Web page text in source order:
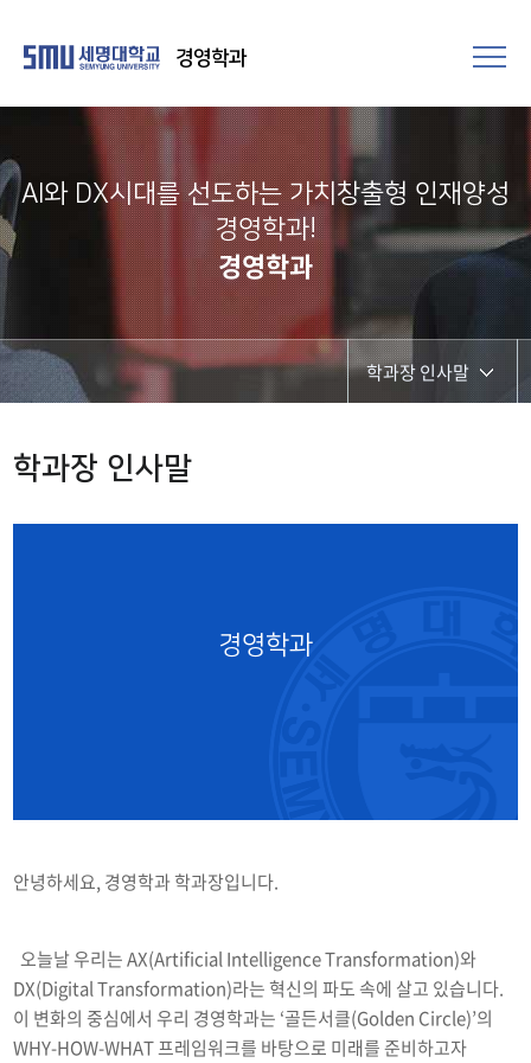
경영학과
AI와 DX시대를 선도하는 가치창출형 인재양성
경영학과!
경영학과
학과장 인사말
학과장 인사말
경영학과
안녕하세요, 경영학과 학과장입니다.
오늘날 우리는 AX(Artificial Intelligence Transformation)와
DX(Digital Transformation)라는 혁신의 파도 속에 살고 있습니다.
이 변화의 중심에서 우리 경영학과는 ‘골든서클(Golden Circle)’의
WHY-HOW-WHAT 프레임워크를 바탕으로 미래를 준비하고자